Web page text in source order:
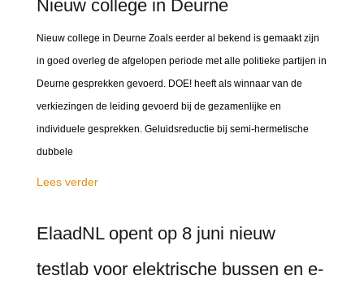
Nieuw college in Deurne
Nieuw college in Deurne Zoals eerder al bekend is gemaakt zijn
in goed overleg de afgelopen periode met alle politieke partijen in
Deurne gesprekken gevoerd. DOE! heeft als winnaar van de
verkiezingen de leiding gevoerd bij de gezamenlijke en
individuele gesprekken. Geluidsreductie bij semi-hermetische
dubbele
Lees verder
ElaadNL opent op 8 juni nieuw
testlab voor elektrische bussen en e-